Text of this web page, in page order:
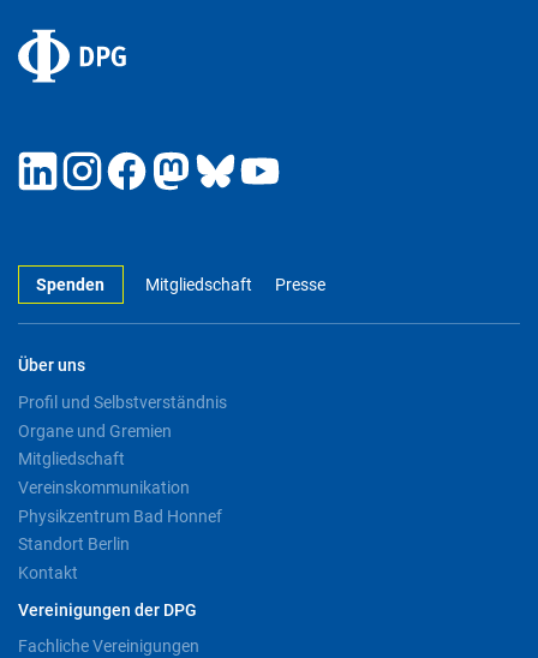
Spenden Mitgliedschaft Presse
Über uns
Profil und Selbstverständnis
Organe und Gremien
Mitgliedschaft
Vereinskommunikation
Physikzentrum Bad Honnef
Standort Berlin
Kontakt
Vereinigungen der DPG
Fachliche Vereinigungen